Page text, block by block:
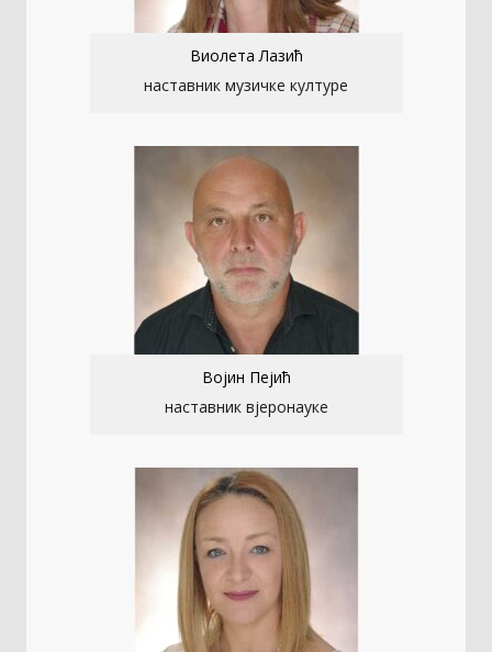
Виолета Лазић
наставник музичке културе
Војин Пејић
наставник вјеронауке